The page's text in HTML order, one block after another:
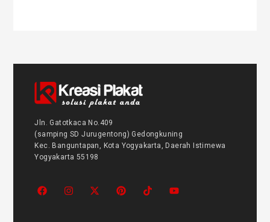
Jln. Gatotkaca No.409
(samping SD Jurugentong) Gedongkuning
Kec. Banguntapan, Kota Yogyakarta, Daerah Istimewa
Yogyakarta 55198